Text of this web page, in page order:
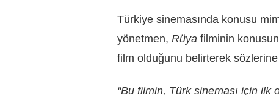
Türkiye sinemasında konusu
yönetmen, Rüya filminin
film olduğunu belirterek
“Bu filmin, Türk sineması için